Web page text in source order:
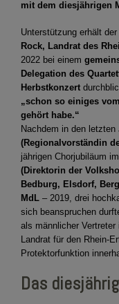
mit dem diesjährigen
Unterstützung erhält
Rock, Landrat des
2022 bei einem
Delegation des
Herbstkonzert
„schon so einiges
gehört habe.“
Nachdem in den letzten
(Regionalvorständin
jährigen Chorjubiläum
(Direktorin der
Bedburg, Elsdorf,
MdL – 2019, drei
sich beanspruchen
als männlicher Vertreter
Landrat für den Rhein-
Protektorfunktion
Das